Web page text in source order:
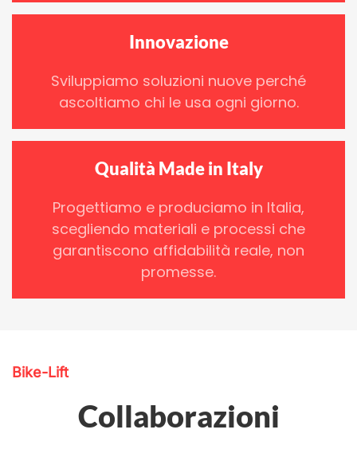
Innovazione
Sviluppiamo soluzioni nuove perché
ascoltiamo chi le usa ogni giorno.
Qualità Made in Italy
Progettiamo e produciamo in Italia,
scegliendo materiali e processi che
garantiscono affidabilità reale, non
promesse.
Bike-Lift
Collaborazioni